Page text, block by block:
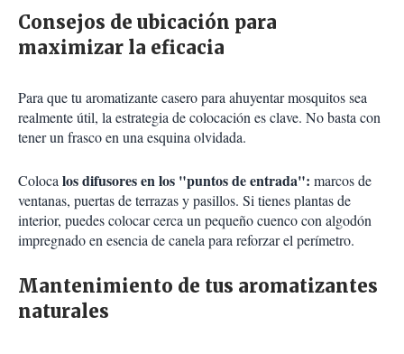
Consejos de ubicación para
maximizar la eficacia
Para que tu aromatizante casero para ahuyentar mosquitos sea
realmente útil, la estrategia de colocación es clave. No basta con
tener un frasco en una esquina olvidada.
Colocalos difusores en los "puntos de entrada": marcos de
ventanas, puertas de terrazas y pasillos. Si tienes plantas de
interior, puedes colocar cerca un pequeño cuenco con algodón
impregnado en esencia de canela para reforzar el perímetro.
Mantenimiento de tus aromatizantes
naturales